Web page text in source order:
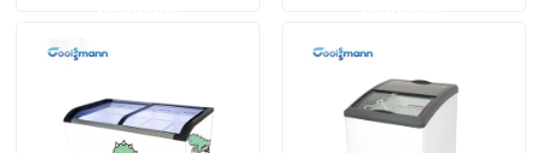
Vidéos
Au sujet de nous